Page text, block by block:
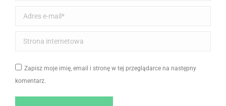
Adres e-mail *
Strona internetowa
Zapisz moje imię, email i stronę w tej przeglądarce na następny
komentarz.